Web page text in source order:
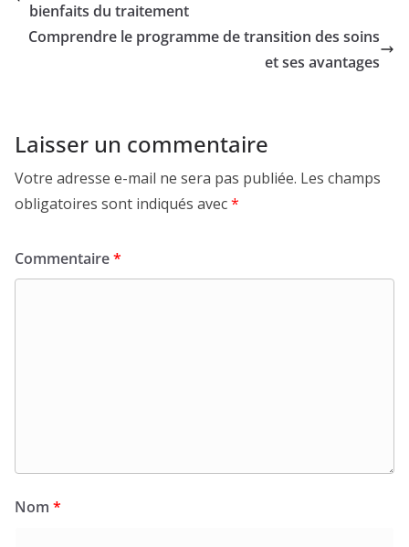
bienfaits du traitement
Comprendre le programme de transition des soins
et ses avantages
Laisser un commentaire
Votre adresse e-mail ne sera pas publiée. Les champs
obligatoires sont indiqués avec*
Commentaire*
Nom *